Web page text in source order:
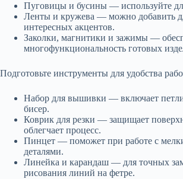
Пуговицы и бусины — используйте
Ленты и кружева — можно добавить
интересных акцентов.
Заколки, магнитики и зажимы —
многофункциональность готовых
Подготовьте инструменты для удобства
Набор для вышивки — включает
бисер.
Коврик для резки — защищает
облегчает процесс.
Пинцет — поможет при работе с
деталями.
Линейка и карандаш — для точных
рисования линий на фетре.